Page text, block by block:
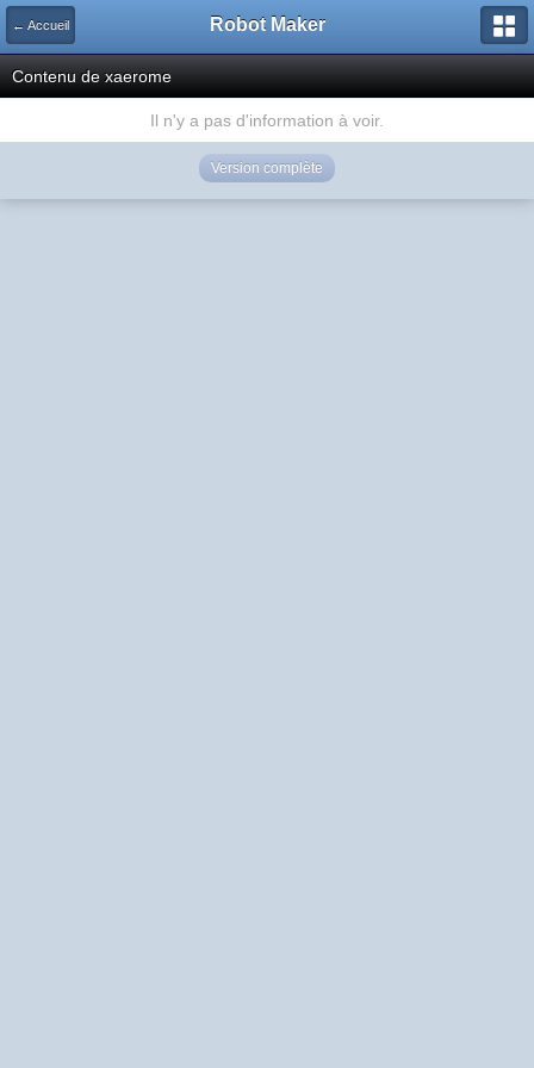
← Accueil Robot Maker
Contenu de xaerome
Il n'y a pas d'information à voir.
Version complète